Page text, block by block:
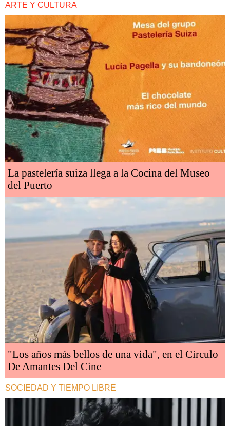
ARTE Y CULTURA
La pastelería suiza llega a la Cocina del Museo
del Puerto
"Los años más bellos de una vida", en el Círculo
De Amantes Del Cine
SOCIEDAD Y TIEMPO LIBRE